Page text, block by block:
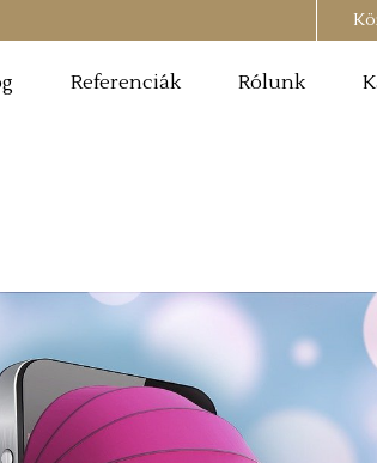
Referenciák Rólunk